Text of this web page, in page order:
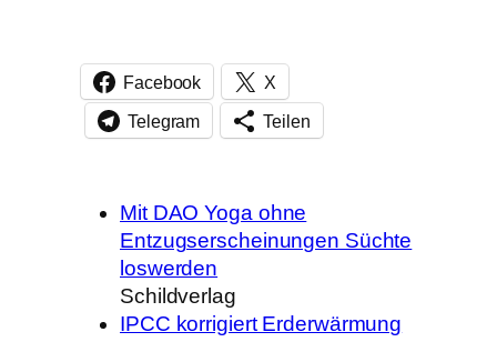
Facebook X
Telegram Teilen
Mit DAO Yoga ohne
Entzugserscheinungen Süchte
loswerden
Schildverlag
IPCC korrigiert Erderwärmung